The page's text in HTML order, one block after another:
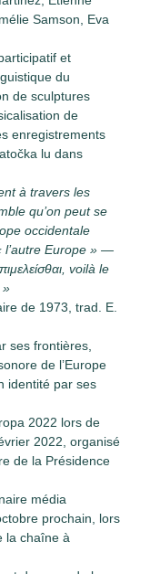
Samson, Eva
et
du
de sculptures
de
enregistrements
lu dans
à travers les
qu’on peut se
occidentale
l’autre Europe » —
voilà le
»
de 1973, trad. E.
ses frontières,
de l’Europe
identité par ses
2022 lors de
2022, organisé
de la Présidence
média
prochain, lors
la chaîne à